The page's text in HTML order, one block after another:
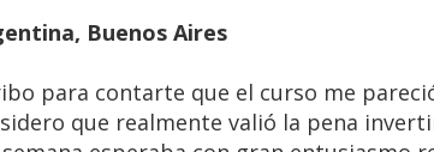
Buenos Aires
para contarte que el curso me
que realmente valió la pena